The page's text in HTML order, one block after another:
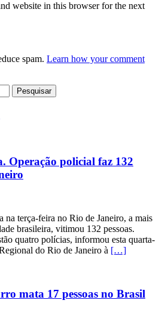
website in this browser for the next
spam. Learn how your comment
Operação policial faz 132
na terça-feira no Rio de Janeiro, a mais
brasileira, vitimou 132 pessoas.
quatro polícias, informou esta quarta-
do Rio de Janeiro à […]
mata 17 pessoas no Brasil